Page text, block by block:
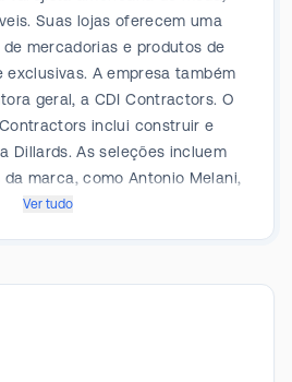
Suas lojas oferecem uma
mercadorias e produtos de
exclusivas. A empresa também
geral, a CDI Contractors. O
inclui construir e
Dillards. As seleções incluem
marca, como Antonio Melani,
Roundtree & Yorke e
de Operações de Varejo
Ver tudo